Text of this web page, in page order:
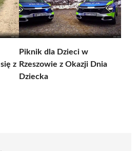
z
Piknik dla Dzieci w
Rzeszowie z Okazji Dnia
Dziecka